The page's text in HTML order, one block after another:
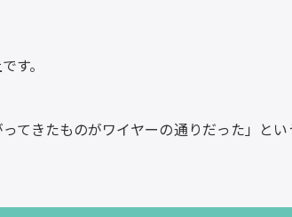
す。
てきたものがワイヤーの通りだった」とい